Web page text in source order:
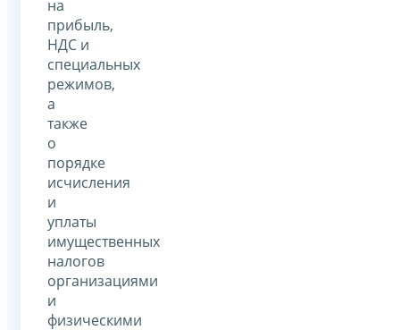
на
прибыль,
НДС и
специальных
режимов,
а
также
о
порядке
исчисления
и
уплаты
имущественных
налогов
организациями
и
физическими